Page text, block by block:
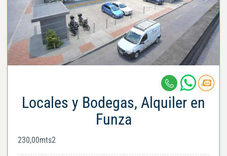
Locales y Bodegas, Alquiler en
Funza
230,00mts2